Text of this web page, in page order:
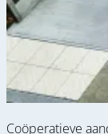
Coöperatieve